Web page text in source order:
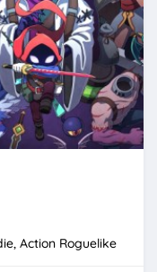
Action Roguelike